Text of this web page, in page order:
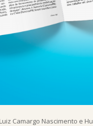
Camargo Nascimento e